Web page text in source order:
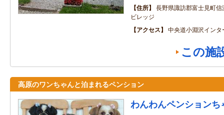
住所
長野県諏訪郡富士見町
ビレッジ
アクセス
中央道小淵沢インタ
この施
高原のワンちゃんと泊まれるペンション
わんわんペンションち